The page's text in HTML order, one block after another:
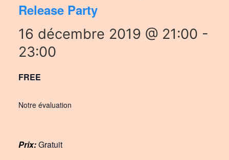
Release Party
16 décembre 2019 @ 21:00 -
23:00
FREE
Notre évaluation
Prix:Gratuit